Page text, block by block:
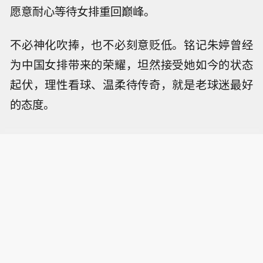
愿意耐心等待女排重回巅峰。
不必神化吹捧，也不必刻意贬低。铭记朱婷曾经
为中国女排带来的荣耀，坦然接受她如今的状态
起伏，理性看球、温柔待传奇，就是老球迷最好
的态度。